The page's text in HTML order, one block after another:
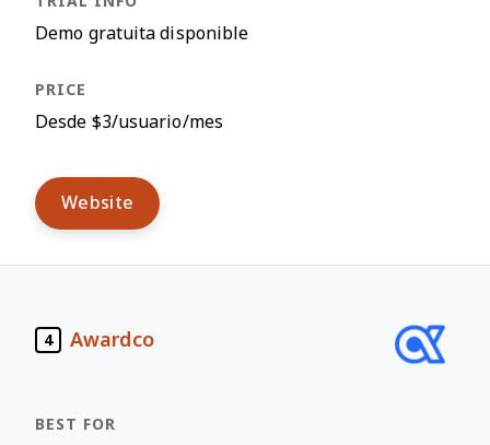
Demo gratuita disponible
Desde $3/usuario/mes
Website
4 Awardco